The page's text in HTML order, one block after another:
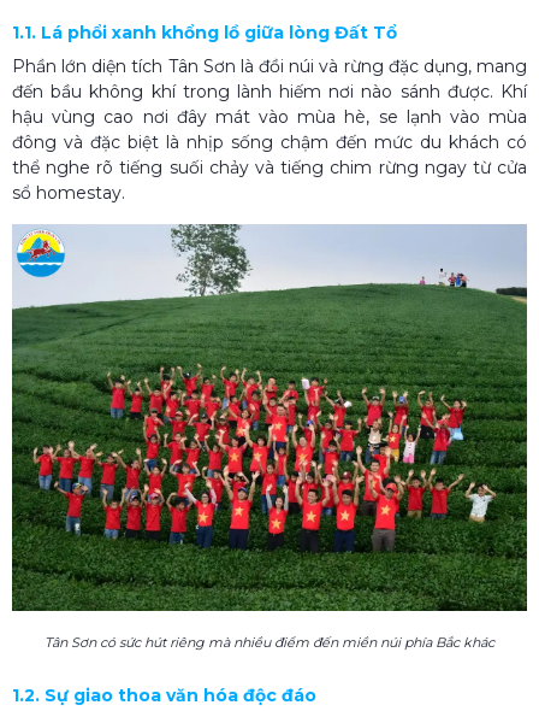
1.1. Lá phổi xanh khổng lồ giữa lòng Đất Tổ
Phần lớn diện tích Tân Sơn là đồi núi và rừng đặc dụng, mang
đến bầu không khí trong lành hiếm nơi nào sánh được. Khí
hậu vùng cao nơi đây mát vào mùa hè, se lạnh vào mùa
đông và đặc biệt là nhịp sống chậm đến mức du khách có
thể nghe rõ tiếng suối chảy và tiếng chim rừng ngay từ cửa
sổ homestay.
Tân Sơn có sức hút riêng mà nhiều điểm đến miền núi phía Bắc khác
1.2. Sự giao thoa văn hóa độc đáo